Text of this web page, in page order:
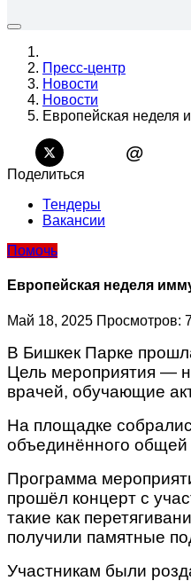
Пресс-центр
Новости
Новости
Европейская неделя
@
Поделиться
Тендеры
Вакансии
Помочь
Европейская неделя
Май 18, 2025 Просмотров:
В Бишкек Парке
Цель мероприятия —
врачей, обучающие
На площадке
объединённого
Программа
прошёл концерт с
такие как
получили памятные
Участникам были